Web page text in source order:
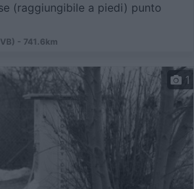
(raggiungibile a piedi) punto
- 741.6km
1